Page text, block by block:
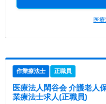
医
作業療法士 正職員
医療法人閑谷会 介護老人
業療法士求人(正職員)